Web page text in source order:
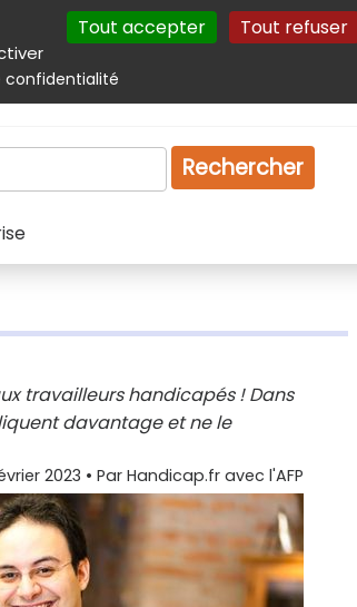
Tout accepter Tout refuser
confidentialité
Autres services Plan du site Gestion
Droit
Rechercher
travailleurs handicapés ! Dans
davantage et ne le
2023 • Par Handicap.fr avec l'AFP